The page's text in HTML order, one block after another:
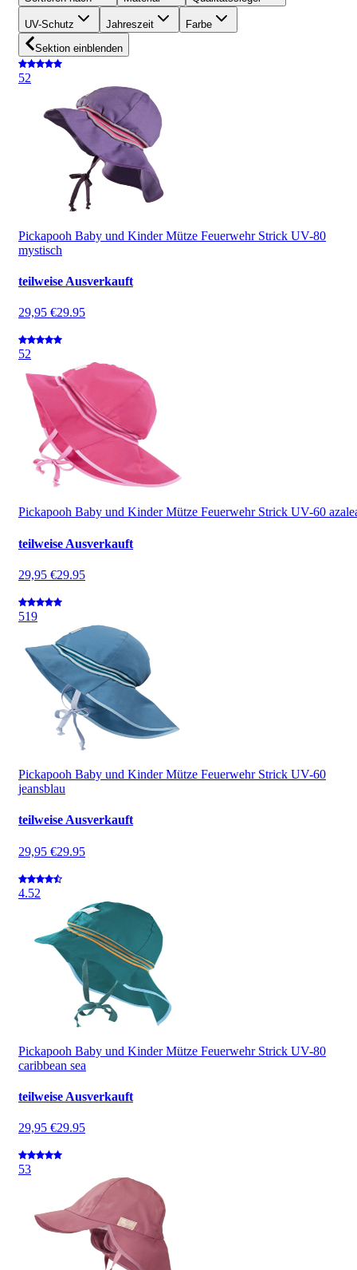
UV-Schutz Jahreszeit
Farbe
Sektion einblenden
52
Pickapooh Baby und Kinder Mütze Feuerwehr Strick UV-80
mystisch
teilweise Ausverkauft
29,95 €29.95
52
Pickapooh Baby und Kinder Mütze Feuerwehr Strick UV-60
teilweise Ausverkauft
29,95 €29.95
519
Pickapooh Baby und Kinder Mütze Feuerwehr Strick UV-60
jeansblau
teilweise Ausverkauft
29,95 €29.95
4.52
Pickapooh Baby und Kinder Mütze Feuerwehr Strick UV-80
caribbean sea
teilweise Ausverkauft
29,95 €29.95
53